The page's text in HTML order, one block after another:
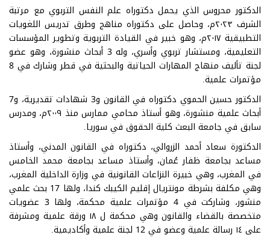
الدكتور محروس الذي يحمل دكتوراه علم النفس التربوي مع مرتبة
الشرف ٢٠٢٣م، وحاصل على دكتوراه مناهج وطرق تدريس اللغويات
التطبيقية ٢٠١٧م، وهو خبير في القيادة التربوية وتطوير المؤسسات
التعليمية، ومستشار تربوي وأسري، وله 3 أبحاث منشورة، وهو عضو
لجنة تأليف منهاج المهارات الحياتية والبحثية في قطر وشارك في 8
مؤتمرات علمية.
الدكتور حسين الحموي دكتوراه في القانون و3 شهادات تقديرية، و7
أبحاث علمية منشورة، وهو أستاذ محامي ممارس منذ ٢٠٠٩م، ومدرس
سابق في جامعة البعث كلية الحقوق في سوريا.
الدكتورة سعاد أحمد الزروالي، دكتوراه في القانون المدني، وأستاذ
مساعد بجامعة ظفار عُمان، وأستاذ مساعد بجامعة محمد الخامس
في المغرب، وهي خبيرة النزاعات القانونية في وزارة الداخلية المغرب،
وهي مكلفة بشرطة مونتريال إقليم الكيبك كندا، ولها 17 بحث علمي
منشور، وشاركت في 4 مؤتمرات علمية محكمة، ولها 3 عضويات
متخصصة بالقضاء والقانون وهي محكمة ل ١٨ ورقة علمية ومشرفة
على ١٤ رسالة علمية وعضو في 12 لجنة علمية وأكاديمية.